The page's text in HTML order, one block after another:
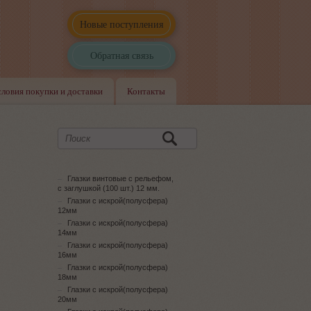
Новые поступления
Обратная связь
покупки и доставки Контакты
Глазки винтовые с рельефом,
с заглушкой (100 шт.) 12 мм.
Глазки с искрой(полусфера)
12мм
Глазки с искрой(полусфера)
14мм
Глазки с искрой(полусфера)
16мм
Глазки с искрой(полусфера)
18мм
Глазки с искрой(полусфера)
20мм